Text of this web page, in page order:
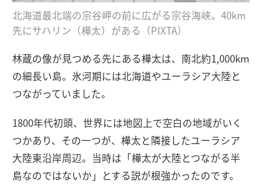
北海道最北端の宗谷岬の前に広がる宗谷海峡。40km
先にサハリン（樺太）がある（PIXTA）
林蔵の像が見つめる先にある樺太は、南北約1,000km
の細長い島。氷河期には北海道やユーラシア大陸と
つながっていました。
1800年代初頭、世界には地図上で空白の地域がいく
つかあり、その一つが、樺太と隣接したユーラシア
大陸東沿岸周辺。当時は「樺太が大陸とつながる半
島なのではないか」とする説が根強かったのです。